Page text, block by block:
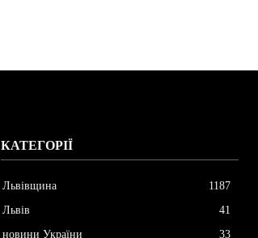
КАТЕГОРІЇ
Львівщина
1187
Львів
41
новини України
33